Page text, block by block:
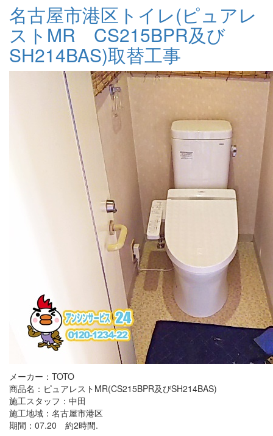
名古屋市港区トイレ(ピュアレ
ストMR CS215BPR及び
SH214BAS)取替工事
メーカー：TOTO
商品名：ピュアレストMR(CS215BPR及びSH214BAS)
施工スタッフ：中田
施工地域：名古屋市港区
期間：07.20 約2時間.